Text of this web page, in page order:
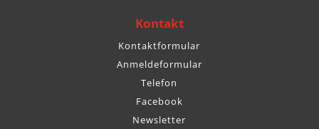
Kontakt
Kontaktformular
Anmeldeformular
Telefon
Facebook
Newsletter